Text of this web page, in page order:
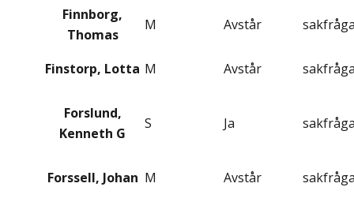
Finnborg,
Thomas
M Avstår
Finstorp, Lotta M Avstår
Forslund,
Kenneth G
S Ja
Forssell, Johan M Avstår